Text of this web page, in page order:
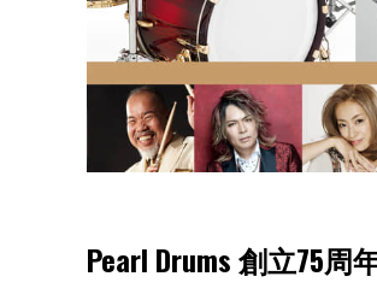
Pearl Drums 創立75